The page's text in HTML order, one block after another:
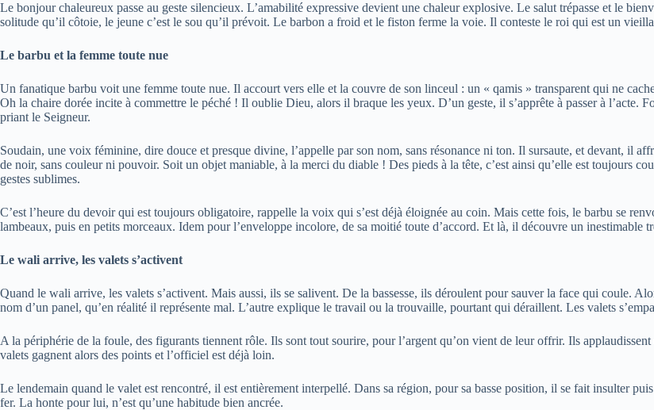
Le bonjour chaleureux passe au geste silencieux. L’amabilité expressive devient une chaleur explosive. Le salut trépasse et le
solitude qu’il côtoie, le jeune c’est le sou qu’il prévoit. Le barbon a froid et le fiston ferme la voie. Il conteste le roi qui est un
Le barbu et la femme toute nue
Un fanatique barbu voit une femme toute nue. Il accourt vers elle et la couvre de son linceul : un « qamis » transparent qui ne
Oh la chaire dorée incite à commettre le péché ! Il oublie Dieu, alors il braque les yeux. D’un geste, il s’apprête à passer à
priant le Seigneur.
Soudain, une voix féminine, dire douce et presque divine, l’appelle par son nom, sans résonance ni ton. Il sursaute, et devant, il
de noir, sans couleur ni pouvoir. Soit un objet maniable, à la merci du diable ! Des pieds à la tête, c’est ainsi qu’elle est toujours
gestes sublimes.
C’est l’heure du devoir qui est toujours obligatoire, rappelle la voix qui s’est déjà éloignée au coin. Mais cette fois, le barbu se
lambeaux, puis en petits morceaux. Idem pour l’enveloppe incolore, de sa moitié toute d’accord. Et là, il découvre un inestimable
Le wali arrive, les valets s’activent
Quand le wali arrive, les valets s’activent. Mais aussi, ils se salivent. De la bassesse, ils déroulent pour sauver la face qui coule.
nom d’un panel, qu’en réalité il représente mal. L’autre explique le travail ou la trouvaille, pourtant qui déraillent. Les valets
A la périphérie de la foule, des figurants tiennent rôle. Ils sont tout sourire, pour l’argent qu’on vient de leur offrir. Ils
valets gagnent alors des points et l’officiel est déjà loin.
Le lendemain quand le valet est rencontré, il est entièrement interpellé. Dans sa région, pour sa basse position, il se fait insulter
fer. La honte pour lui, n’est qu’une habitude bien ancrée.